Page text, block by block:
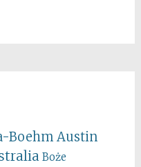
Boehm Austin
Boże